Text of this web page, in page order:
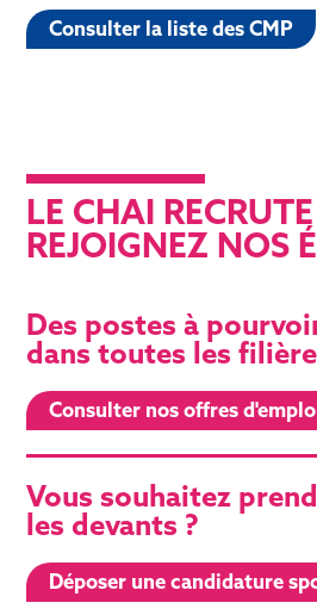
Consulter la liste des CMP
LE CHAI
REJOIGNEZ NOS
Des postes à
dans toutes les
Consulter nos offres
Vous souhaitez
les devants ?
Déposer une candidature